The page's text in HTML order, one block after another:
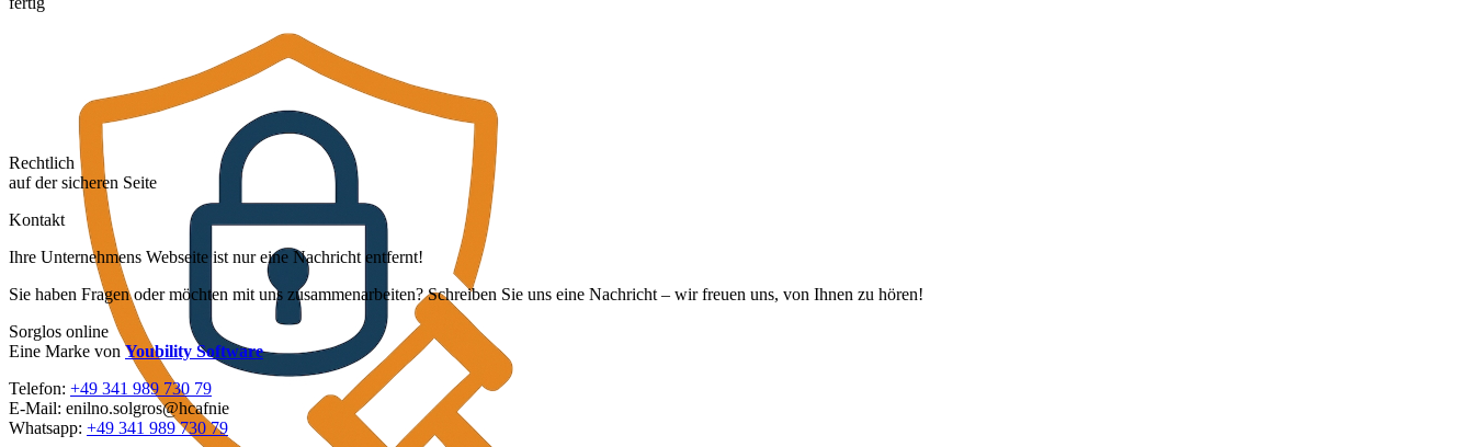
Rechtlich
auf der sicheren Seite
Kontakt
Ihre Unternehmens Webseite ist nur eine Nachricht entfernt!
Sie haben Fragen oder möchten mit uns zusammenarbeiten? Schreiben Sie uns eine Nachricht – wir freuen uns, von Ihnen zu hören!
Sorglos online
Eine Marke von Youbility Software
Telefon: +49 341 989 730 79
E-Mail: enilno.solgros@hcafnie
Whatsapp: +49 341 989 730 79